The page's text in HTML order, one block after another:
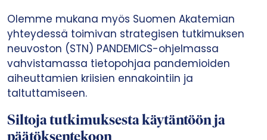
Olemme mukana myös Suomen Akatemian
yhteydessä toimivan strategisen tutkimuksen
neuvoston (STN) PANDEMICS-ohjelmassa
vahvistamassa tietopohjaa pandemioiden
aiheuttamien kriisien ennakointiin ja
taltuttamiseen.
Siltoja tutkimuksesta käytäntöön ja